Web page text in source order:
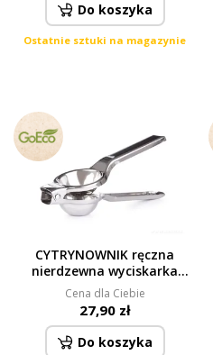
Do koszyka
Ostatnie sztuki na magazynie
CYTRYNOWNIK ręczna
nierdzewna wyciskarka
dźwigniowa praska do
cytryn i limonek
Cena dla Ciebie
27,90 zł
Do koszyka